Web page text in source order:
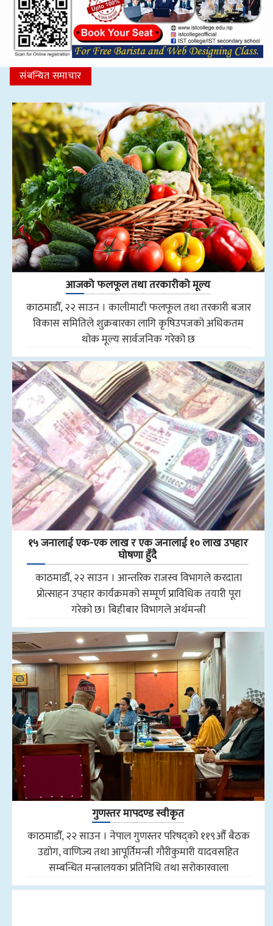
संबन्धित समाचार
आजको फलफूल तथा तरकारीको मूल्य
काठमाडौँ, २२ साउन । कालीमाटी फलफूल तथा तरकारी बजार
विकास समितिले शुक्रबारका लागि कृषिउपजको अधिकतम
थोक मूल्य सार्वजनिक गरेको छ
१५ जनालाई एक-एक लाख र एक जनालाई १० लाख उपहार
घोषणा हुँदै
काठमाडौँ, २२ साउन । आन्तरिक राजस्व विभागले करदाता
प्रोत्साहन उपहार कार्यक्रमको सम्पूर्ण प्राविधिक तयारी पूरा
गरेको छ। बिहीबार विभागले अर्थमन्त्री
गुणस्तर मापदण्ड स्वीकृत
काठमाडौँ, २२ साउन । नेपाल गुणस्तर परिषद्को ११९औँ बैठक
उद्योग, वाणिज्य तथा आपूर्तिमन्त्री गौरीकुमारी यादवसहित
सम्बन्धित मन्त्रालयका प्रतिनिधि तथा सरोकारवाला